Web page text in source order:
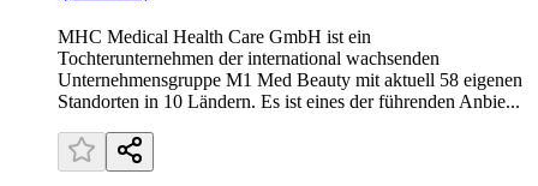
MHC Medical Health Care GmbH ist ein
Tochterunternehmen der international wachsenden
Unternehmensgruppe M1 Med Beauty mit aktuell 58 eigenen
Standorten in 10 Ländern. Es ist eines der führenden Anbie...